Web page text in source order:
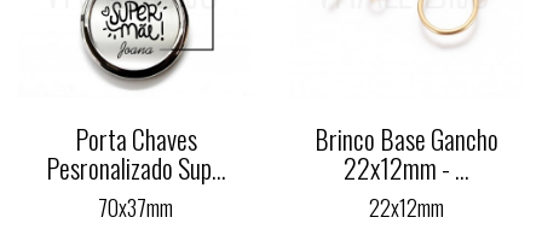
Porta Chaves
Pesronalizado Sup...
70x37mm
Brinco Base Gancho
22x12mm - ...
22x12mm